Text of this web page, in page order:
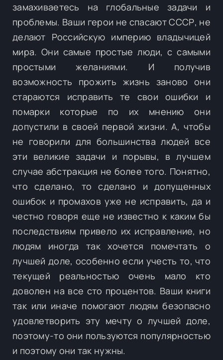
замахиваетесь на глобальные задачи и
проблемы. Ваши герои не спасают СССР, не
делают Российскую империю владычицей
мира. Они самые простые люди, с самыми
простыми желаниями. И получив
возможность прожить жизнь заново они
стараются исправить те свои ошибки и
помарки которые по их мнению они
допустили в своей первой жизни. А, чтобы
не говорили для большинства людей все
эти великие задачи и порывы, в лучшем
случае абстракция не более того. Понятно,
что сделано, то сделано и допущенных
ошибок и промахов уже не исправить, да и
честно говоря еще не известно к каким бы
последствиям привело их исправление, но
людям иногда так хочется помечтать о
лучшей доле, особенно если учесть то, что
текущей реальностью очень мало кто
доволен на все сто процентов. Ваши книги
так или иначе помогают людям безопасно
удовлетворить эту мечту о лучшей доле,
поэтому-то они пользуются популярностью
и поэтому они так нужны.